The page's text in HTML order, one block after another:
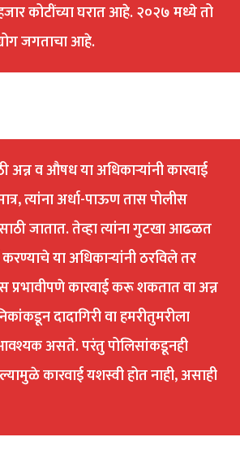
कोटींच्या घरात आहे. २०२७ मध्ये तो
जगताचा आहे.
अन्न व औषध या अधिकाऱ्यांनी कारवाई
त्यांना अर्धा-पाऊण तास पोलीस
जातात. तेव्हा त्यांना गुटखा आढळत
करण्याचे या अधिकाऱ्यांनी ठरविले तर
कारवाई करू शकतात वा अन्न
दादागिरी वा हमरीतुमरीला
असते. परंतु पोलिसांकडूनही
कारवाई यशस्वी होत नाही, असाही